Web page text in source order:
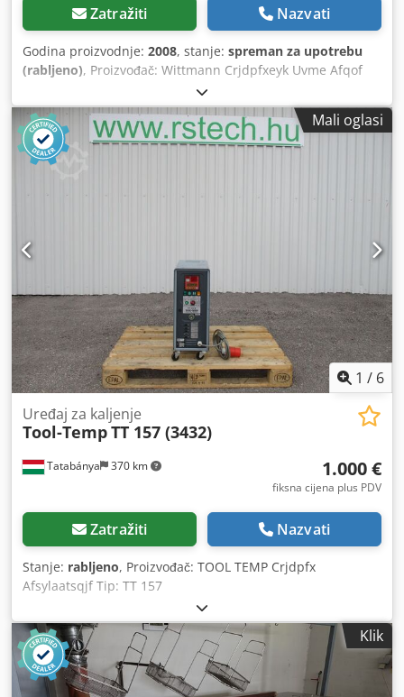
Zatražiti Nazvati
Godina proizvodnje: 2008, stanje: spreman za upotrebu
(rabljeno), Proizvođač: Wittmann Crjdpfxeyk Uvme Afqof
Mali oglasi
1 / 6
Tatabánya 370 km
Uređaj za kaljenje
Tool-TempTT 157 (3432)
1.000 €
fiksna cijena plus PDV
Zatražiti Nazvati
Stanje: rabljeno, Proizvođač: TOOL TEMP Crjdpfx
Afsylaatsqjf Tip: TT 157
Klik